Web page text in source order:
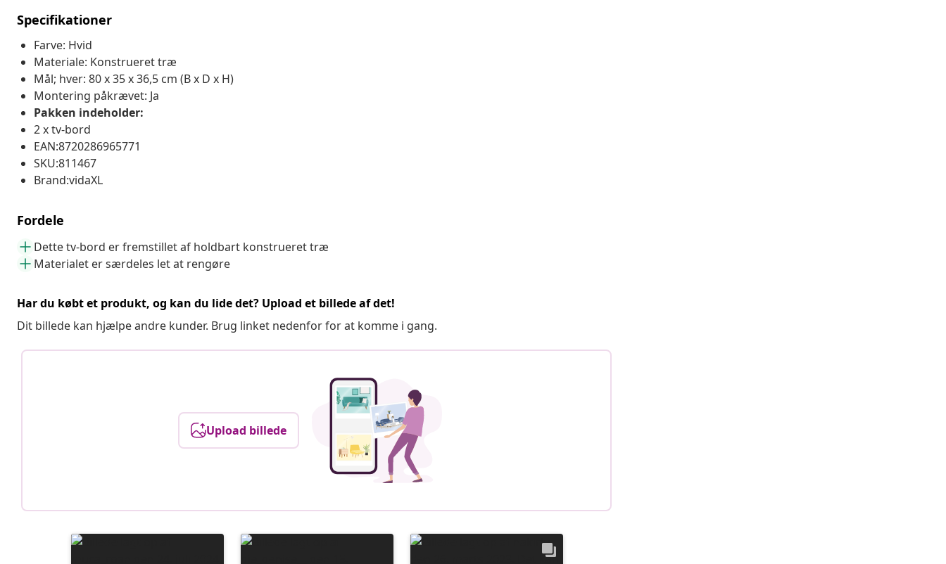
Specifikationer
Farve: Hvid
Materiale: Konstrueret træ
Mål; hver: 80 x 35 x 36,5 cm (B x D x H)
Montering påkrævet: Ja
Pakken indeholder:
2 x tv-bord
EAN:8720286965771
SKU:811467
Brand:vidaXL
Fordele
Dette tv-bord er fremstillet af holdbart konstrueret træ
Materialet er særdeles let at rengøre
Har du købt et produkt, og kan du lide det? Upload et billede af det!
Dit billede kan hjælpe andre kunder. Brug linket nedenfor for at komme i gang.
Upload billede